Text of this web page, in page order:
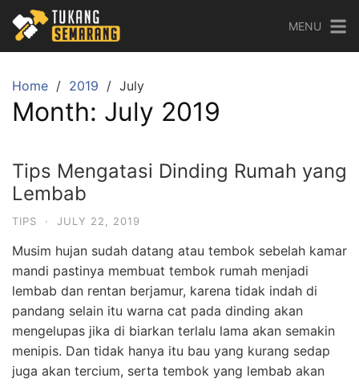
content
MENU
Home 2019 July
Month: July 2019
Tips Mengatasi Dinding Rumah yang
Lembab
TIPS · JULY 22, 2019
Musim hujan sudah datang atau tembok sebelah kamar
mandi pastinya membuat tembok rumah menjadi
lembab dan rentan berjamur, karena tidak indah di
pandang selain itu warna cat pada dinding akan
mengelupas jika di biarkan terlalu lama akan semakin
menipis. Dan tidak hanya itu bau yang kurang sedap
juga akan tercium, serta tembok yang lembab akan